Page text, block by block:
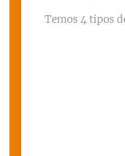
Temos 4 tipos